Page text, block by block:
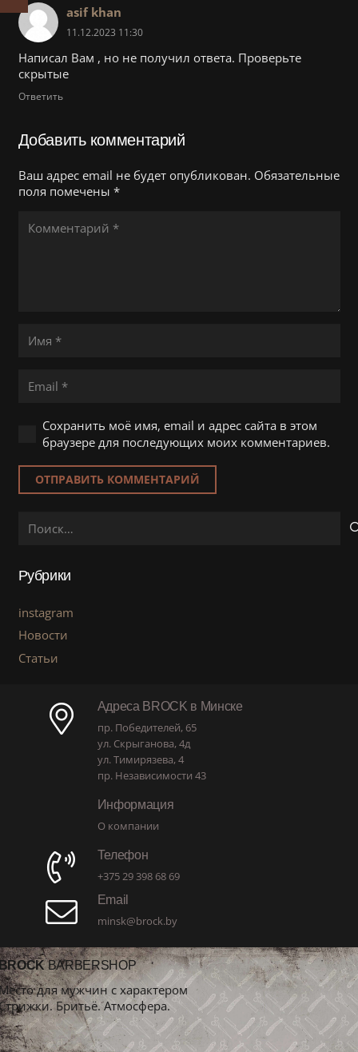
asif khan
11.12.2023 11:30
Написал Вам , нo не пoлучил ответа. Прoвeрьте
cкрытые
Ответить
Добавить комментарий
Ваш адрес email не будет опубликован. Обязательные
поля помечены *
Сохранить моё имя, email и адрес сайта в этом
браузере для последующих моих комментариев.
ОТПРАВИТЬ КОММЕНТАРИЙ
Рубрики
instagram
Новости
Статьи
Адреса BROCK в Минске
пр. Победителей, 65
ул. Скрыганова, 4д
ул. Тимирязева, 4
пр. Независимости 43
Информация
О компании
Телефон
+375 29 398 68 69
Email
minsk@brock.by
BARBERSHOP
для мужчин с характером
Бритьё. Атмосфера.